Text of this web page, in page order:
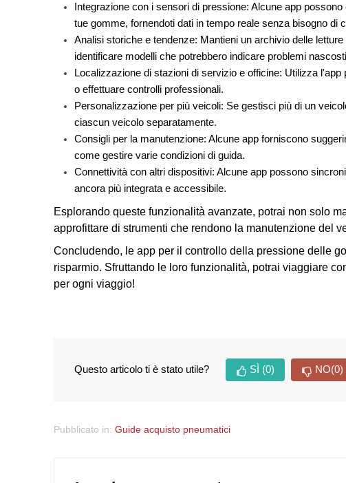
Integrazione con i sensori di pressione: Alcune app
tue gomme, fornendoti dati in tempo reale senza bisogno di
Analisi storiche e tendenze: Mantieni un archivio delle
identificare modelli che potrebbero indicare problemi
Localizzazione di stazioni di servizio e officine: Utilizza
o effettuare controlli professionali.
Personalizzazione per più veicoli: Se gestisci più di un
ciascun veicolo separatamente.
Consigli per la manutenzione: Alcune app forniscono
come gestire varie condizioni di guida.
Connettività con altri dispositivi: Alcune app possono
ancora più integrata e accessibile.
Esplorando queste funzionalità avanzate, potrai non solo
approfittare di strumenti che rendono la manutenzione del
Concludendo, le app per il controllo della pressione delle
risparmio. Sfruttando le loro funzionalità, potrai viaggiare
per ogni viaggio!
Questo articolo ti è stato utile? SÌ (0) NO(0)
Pubblicato in:Guide acquisto pneumatici